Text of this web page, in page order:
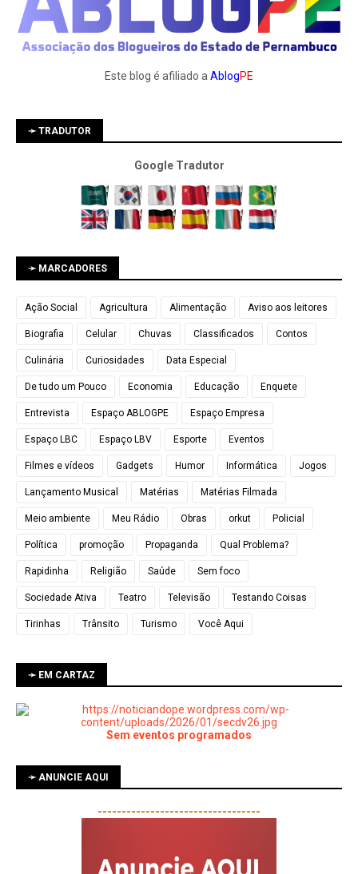
Este blog é afiliado a AblogPE
➛ TRADUTOR
Google Tradutor
➛ MARCADORES
Ação Social Agricultura Alimentação Aviso aos leitores
Biografia Celular Chuvas Classificados Contos
Culinária Curiosidades Data Especial
De tudo um Pouco Economia Educação Enquete
Entrevista Espaço ABLOGPE Espaço Empresa
Espaço LBC Espaço LBV Esporte Eventos
Filmes e vídeos Gadgets Humor Informática Jogos
Lançamento Musical Matérias Matérias Filmada
Meio ambiente Meu Rádio Obras orkut Policial
Política promoção Propaganda Qual Problema?
Rapidinha Religião Saúde Sem foco
Sociedade Ativa Teatro Televisão Testando Coisas
Tirinhas Trânsito Turismo Você Aqui
➛ EM CARTAZ
Sem eventos programados
➛ ANUNCIE AQUI
----------------------------------